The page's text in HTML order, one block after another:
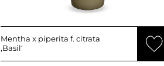
Mentha x piperita f. citrata
‚Basil‘